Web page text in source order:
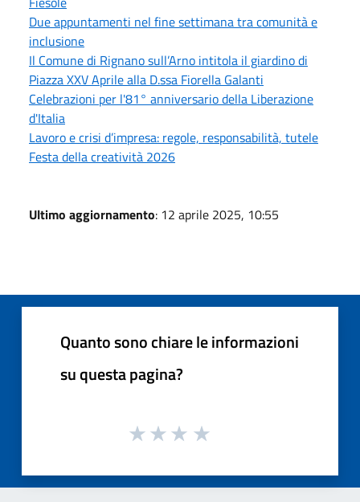
Due appuntamenti nel fine settimana tra comunità e
inclusione
Il Comune di Rignano sull’Arno intitola il giardino di
Piazza XXV Aprile alla D.ssa Fiorella Galanti
Celebrazioni per l'81° anniversario della Liberazione
d'Italia
Lavoro e crisi d’impresa: regole, responsabilità, tutele
Festa della creatività 2026
Ultimo aggiornamento: 12 aprile 2025, 10:55
Quanto sono chiare le informazioni
su questa pagina?